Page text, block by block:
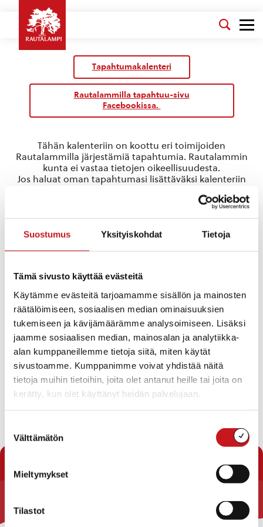
Suostumus Yksityiskohdat Tietoja
Tämä sivusto käyttää evästeitä
Käytämme evästeitä tarjoamamme sisällön ja mainosten
räätälöimiseen, sosiaalisen median ominaisuuksien
tukemiseen ja kävijämäärämme analysoimiseen. Lisäksi
jaamme sosiaalisen median, mainosalan ja analytiikka-
alan kumppaneillemme tietoja siitä, miten käytät
sivustoamme. Kumppanimme voivat yhdistää näitä
tietoja muihin tietoihin, joita olet antanut heille tai joita on
kerätty, kun olet käyttänyt heidän palvelujaan.
valinta
Välttämätön
Mieltymykset
Tilastot
Tapahtumakalenteri
Rautalammilla tapahtuu-sivu
Facebookissa.
Kuopion ortodoksinen seurakunta
« Kaikki Tapahtumat
Notice Ei tuloksia.
Tuleva
Valitse
päivä.
EdellisetTapahtumat
Seuraavat
Tilaa kalenteriin
Tähän kalenteriin on koottu eri toimijoiden
Rautalammilla järjestämiä tapahtumia. Rautalammin
kunta ei vastaa tietojen oikeellisuudesta.
Jos haluat oman tapahtumasi lisättäväksi kalenteriin
Rautalammin kunta